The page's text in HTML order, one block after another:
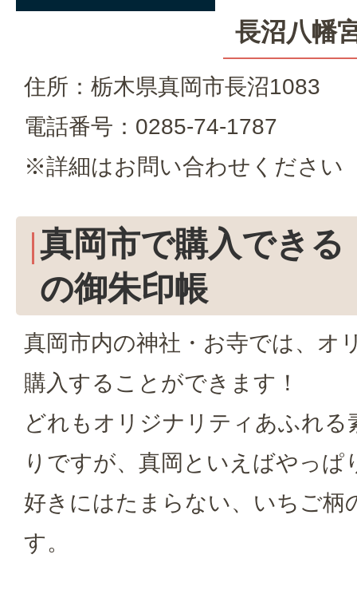
長沼八幡
住所：栃木県真岡市長沼1083
電話番号：0285-74-1787
※詳細はお問い合わせください
真岡市で購入できる
の御朱印帳
真岡市内の神社・お寺では、オ
購入することができます！
どれもオリジナリティあふれ
りですが、真岡といえばやっぱ
好きにはたまらない、いちご柄
す。